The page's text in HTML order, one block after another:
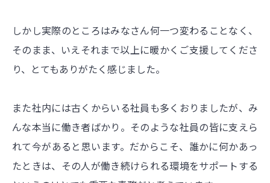
しかし実際のところはみなさん何一つ変わることなく、
そのまま、いえそれまで以上に暖かくご支援してくださ
り、とてもありがたく感じました。
また社内には古くからいる社員も多くおりましたが、み
んな本当に働き者ばかり。そのような社員の皆に支えら
れて今があると思います。だからこそ、誰かに何かあっ
たときは、その人が働き続けられる環境をサポートする